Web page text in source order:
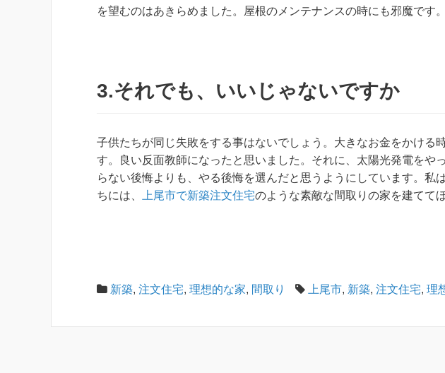
を望むのはあきらめました。屋根のメンテナンスの時にも邪魔です。
3.それでも、いいじゃないですか
子供たちが同じ失敗をする事はないでしょう。大きなお金をかける
す。良い反面教師になったと思いました。それに、太陽光発電をや
らない後悔よりも、やる後悔を選んだと思うようにしています。私
ちには、
上尾市で新築注文住宅のような素敵な間取りの家を建てて
新築, 注文住宅, 理想的な家, 間取り 上尾市, 新築, 注文住宅, 理